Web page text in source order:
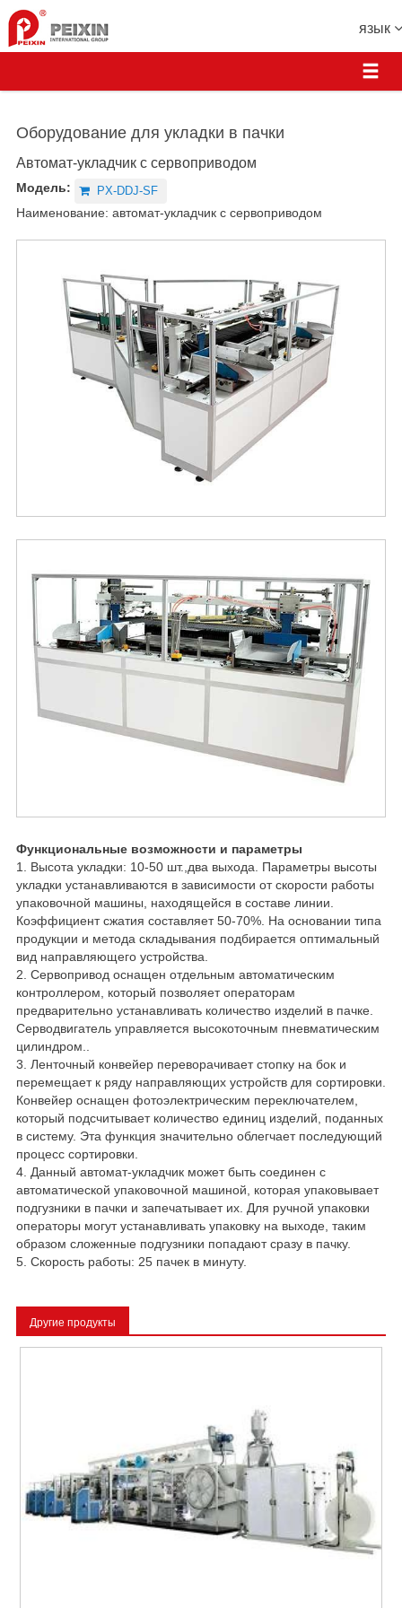
язык
Оборудование для укладки в пачки
Автомат-укладчик с сервоприводом
Модель: PX-DDJ-SF
Наименование: автомат-укладчик с сервоприводом
Функциональные возможности и параметры
1. Высота укладки: 10-50 шт.,два выхода. Параметры высоты
укладки устанавливаются в зависимости от скорости работы
упаковочной машины, находящейся в составе линии.
Коэффициент сжатия составляет 50-70%. На основании типа
продукции и метода складывания подбирается оптимальный
вид направляющего устройства.
2. Сервопривод оснащен отдельным автоматическим
контроллером, который позволяет операторам
предварительно устанавливать количество изделий в пачке.
Серводвигатель управляется высокоточным пневматическим
цилиндром..
3. Ленточный конвейер переворачивает стопку на бок и
перемещает к ряду направляющих устройств для сортировки.
Конвейер оснащен фотоэлектрическим переключателем,
который подсчитывает количество единиц изделий, поданных
в систему. Эта функция значительно облегчает последующий
процесс сортировки.
4. Данный автомат-укладчик может быть соединен с
автоматической упаковочной машиной, которая упаковывает
подгузники в пачки и запечатывает их. Для ручной упаковки
операторы могут устанавливать упаковку на выходе, таким
образом сложенные подгузники попадают сразу в пачку.
5. Скорость работы: 25 пачек в минуту.
Другие продукты